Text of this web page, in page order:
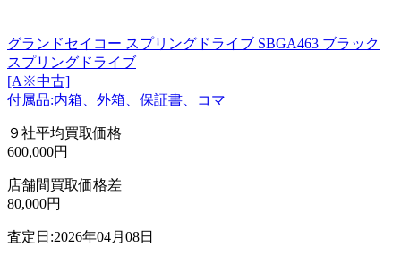
グランドセイコー スプリングドライブ SBGA463 ブラック
スプリングドライブ
[A※中古]
付属品:内箱、外箱、保証書、コマ
９社平均買取価格
600,000円
店舗間買取価格差
80,000円
査定日:2026年04月08日